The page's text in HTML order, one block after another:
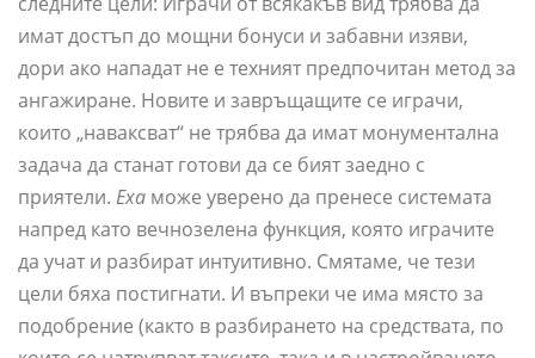
имат достъп до мощни бонуси и забавни изяви,
дори ако нападат не е техният предпочитан метод за
ангажиране. Новите и завръщащите се играчи,
които „наваксват“ не трябва да имат монументална
задача да станат готови да се бият заедно с
приятели. Еха може уверено да пренесе системата
напред като вечнозелена функция, която играчите
да учат и разбират интуитивно. Смятаме, че тези
цели бяха постигнати. И въпреки че има място за
подобрение (както в разбирането на средствата, по